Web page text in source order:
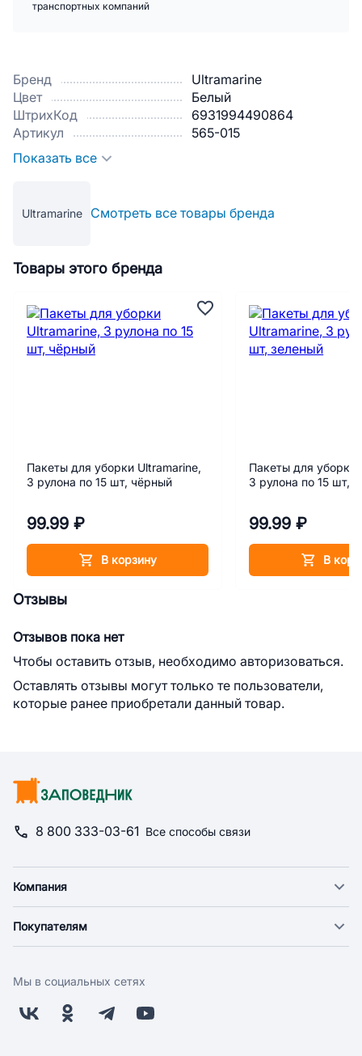
Бренд
Ultramarine
Цвет
Белый
ШтрихКод
6931994490864
Артикул
565-015
Показать все
Ultramarine Смотреть все товары бренда
транспортных компаний
Товары этого бренда
Пакеты для уборки Ultramarine,
3 рулона по 15 шт, чёрный
99.99 ₽
В корзину
Пакеты для уборки
3 рулона по 15 шт,
99.99 ₽
В
Отзывы
Отзывов пока нет
Чтобы оставить отзыв, необходимо авторизоваться.
Оставлять отзывы могут только те пользователи,
которые ранее приобретали данный товар.
8 800 333-03-61 Все способы связи
Компания
Новости
Поставщикам
Заводчикам
Покупателям
Оплата
Бонусная программа
Мы в социальных сетях